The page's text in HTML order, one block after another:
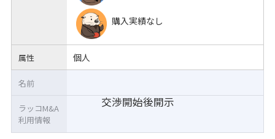
購入実績なし
属性 個人
交渉開始後開示
名前
ラッコM&A
利用情報